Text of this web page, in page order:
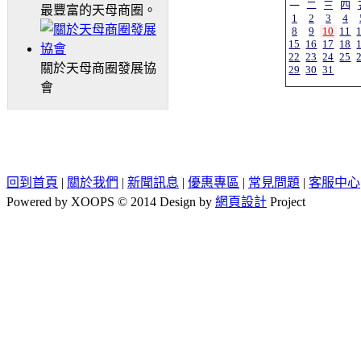
最豐富的天母商圈。
關於天母商圈發展協
會
一 二 三 四
1
2 3 4
8
9 10 11
15 16 17 18
22 23 24 25
29 30 31
回到首頁 | 關於我們 | 新聞訊息 | 優惠專區 | 常見問題 | 客服中心
Powered by XOOPS © 2014 Design by 網頁設計 Project